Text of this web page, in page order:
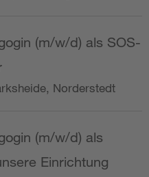
(m/w/d) als SOS-
Norderstedt
(m/w/d) als
Einrichtung